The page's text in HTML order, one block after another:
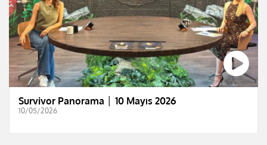
Survivor Panorama │ 10 Mayıs 2026
10/05/2026